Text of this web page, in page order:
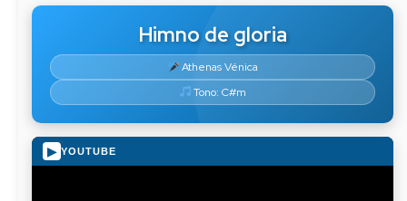
Himno de gloria
Athenas Vénica
Tono: C#m
▶ YOUTUBE